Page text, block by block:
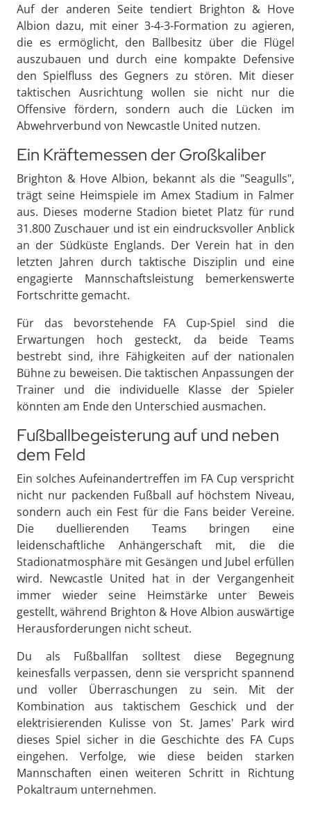
Auf der anderen Seite tendiert Brighton & Hove
Albion dazu, mit einer 3-4-3-Formation zu agieren,
die es ermöglicht, den Ballbesitz über die Flügel
auszubauen und durch eine kompakte Defensive
den Spielfluss des Gegners zu stören. Mit dieser
taktischen Ausrichtung wollen sie nicht nur die
Offensive fördern, sondern auch die Lücken im
Abwehrverbund von Newcastle United nutzen.
Ein Kräftemessen der Großkaliber
Brighton & Hove Albion, bekannt als die "Seagulls",
trägt seine Heimspiele im Amex Stadium in Falmer
aus. Dieses moderne Stadion bietet Platz für rund
31.800 Zuschauer und ist ein eindrucksvoller Anblick
an der Südküste Englands. Der Verein hat in den
letzten Jahren durch taktische Disziplin und eine
engagierte Mannschaftsleistung bemerkenswerte
Fortschritte gemacht.
Für das bevorstehende FA Cup-Spiel sind die
Erwartungen hoch gesteckt, da beide Teams
bestrebt sind, ihre Fähigkeiten auf der nationalen
Bühne zu beweisen. Die taktischen Anpassungen der
Trainer und die individuelle Klasse der Spieler
könnten am Ende den Unterschied ausmachen.
Fußballbegeisterung auf und neben
dem Feld
Ein solches Aufeinandertreffen im FA Cup verspricht
nicht nur packenden Fußball auf höchstem Niveau,
sondern auch ein Fest für die Fans beider Vereine.
Die duellierenden Teams bringen eine
leidenschaftliche Anhängerschaft mit, die die
Stadionatmosphäre mit Gesängen und Jubel erfüllen
wird. Newcastle United hat in der Vergangenheit
immer wieder seine Heimstärke unter Beweis
gestellt, während Brighton & Hove Albion auswärtige
Herausforderungen nicht scheut.
Du als Fußballfan solltest diese Begegnung
keinesfalls verpassen, denn sie verspricht spannend
und voller Überraschungen zu sein. Mit der
Kombination aus taktischem Geschick und der
elektrisierenden Kulisse von St. James' Park wird
dieses Spiel sicher in die Geschichte des FA Cups
eingehen. Verfolge, wie diese beiden starken
Mannschaften einen weiteren Schritt in Richtung
Pokaltraum unternehmen.